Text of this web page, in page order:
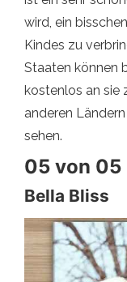
wird, ein
Kindes zu
Staaten können
kostenlos an sie
anderen
sehen.
05 von 05
Bella Bliss